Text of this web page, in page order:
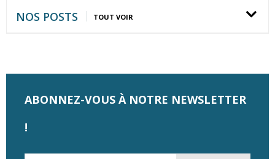
NOS POSTS TOUT VOIR
ABONNEZ-VOUS À NOTRE NEWSLETTER
!